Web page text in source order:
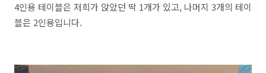
4인용 테이블은 저희가 앉았던 딱 1개가 있고, 나머지 3개의 테이
블은 2인용입니다.